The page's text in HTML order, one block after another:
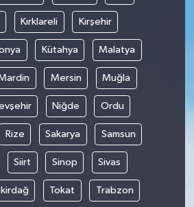
Kırklareli Kırşehir
Kütahya Malatya
Mersin Muğla
Niğde Ordu
Rize Sakarya Samsun
Siirt Sinop Sivas
Tokat Trabzon